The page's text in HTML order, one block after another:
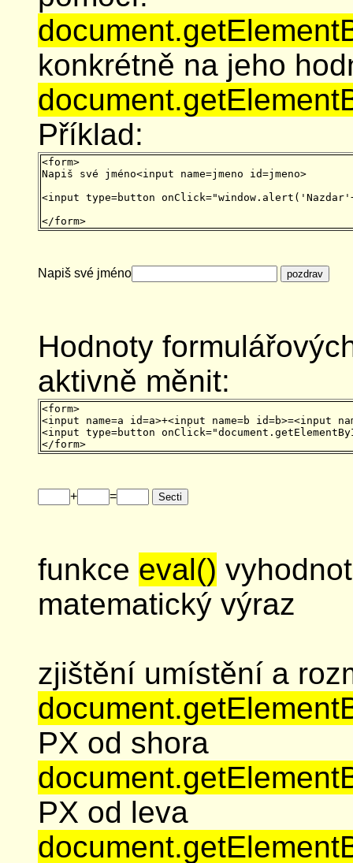
konkrétně na jeho
Příklad:
<form>
Napiš své jméno<input name=jmeno id=jmeno>
<input type=button
Napiš své jméno
Hodnoty
aktivně měnit:
<form>
<input name=a id=a>+<input name=b id=b>=<input
<input type=button
+ =
funkce eval()
matematický výraz
zjištění umístění a
PX od shora
PX od leva